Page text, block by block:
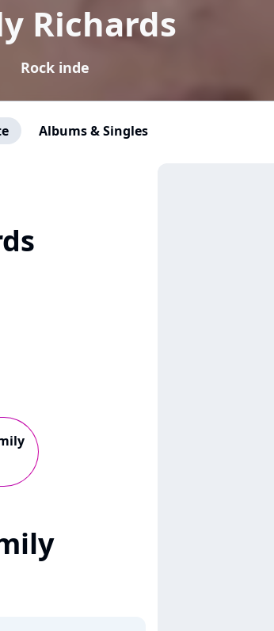
Richards
Rock inde
Albums & Singles